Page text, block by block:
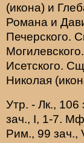
(икона) и
Романа и
Печерского.
Исетского.
Николая (
Утр. - Лк., 106
зач., I, 1-7.
Рим., 99 зач.,